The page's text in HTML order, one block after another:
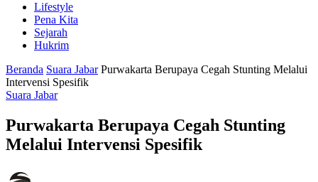
Lifestyle
Pena Kita
Sejarah
Hukrim
Beranda Suara Jabar Purwakarta Berupaya Cegah Stunting Melalui
Intervensi Spesifik
Suara Jabar
Purwakarta Berupaya Cegah Stunting
Melalui Intervensi Spesifik